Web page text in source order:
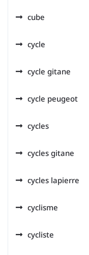
cube
cycle
cycle gitane
cycle peugeot
cycles
cycles gitane
cycles lapierre
cyclisme
cycliste